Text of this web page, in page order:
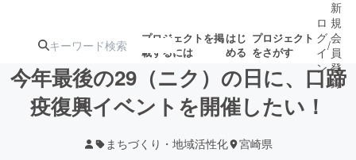
プロジェクトを掲
載するには
はじ
める
プロジェクト
をさがす
ターン
注目の新着プロ
ジェクト
募集終了が近いプ
ロジェクト
ロ
グ
イ
ン
/
新
規
会
員
登
録
今年最後の29（ニク）の日に、口蹄
疫復興イベントを開催したい！
まちづくり・地域活性化 宮崎県